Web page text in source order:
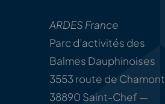
ARDES France
Parc d’activités des
Balmes Dauphinoises
3553 route de Chamont
38890 Saint-Chef —